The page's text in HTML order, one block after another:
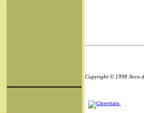
Copyright © 1998 Arco